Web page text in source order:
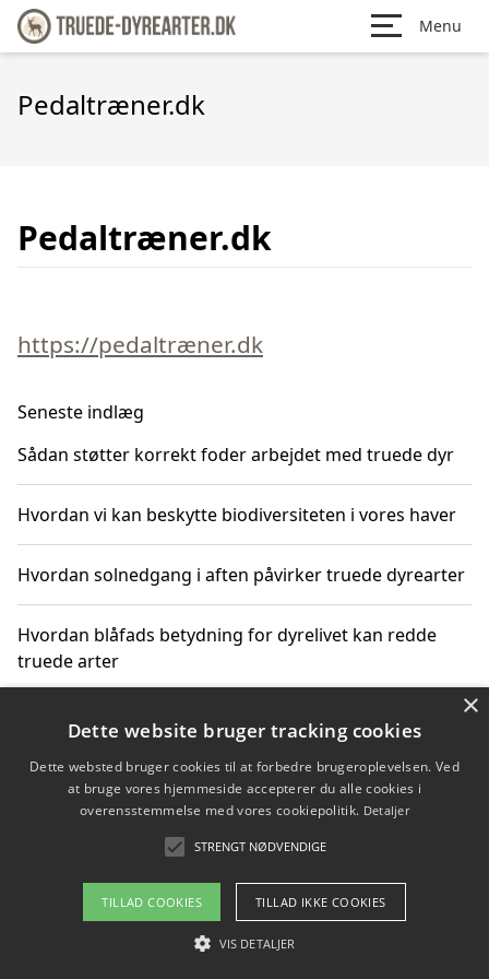
Menu
Pedaltræner.dk
Pedaltræner.dk
https://pedaltræner.dk
Seneste indlæg
Sådan støtter korrekt foder arbejdet med truede dyr
Hvordan vi kan beskytte biodiversiteten i vores haver
Hvordan solnedgang i aften påvirker truede dyrearter
Hvordan blåfads betydning for dyrelivet kan redde
truede arter
Hvordan kan gaver til unge voksne støtte bevarelsen
Copyright 2026 - Pilanto Aps
Om / kontakt
Blog Betingelser
×
Dette website bruger tracking cookies
Dette websted bruger cookies til at forbedre brugeroplevelsen. Ved
at bruge vores hjemmeside accepterer du alle cookies i
overensstemmelse med vores cookiepolitik. Detaljer
STRENGT NØDVENDIGE
TILLAD COOKIES TILLAD IKKE COOKIES
VIS DETALJER